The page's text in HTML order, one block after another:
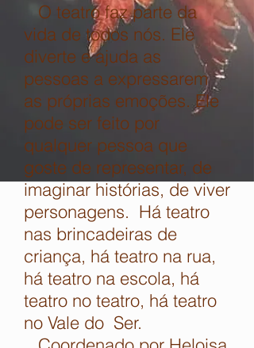
O teatro faz parte da
vida de todos nós. Ele
diverte e ajuda as
pessoas a expressarem
as próprias emoções. Ele
pode ser feito por
qualquer pessoa que
goste de representar, de
imaginar histórias, de viver
personagens. Há teatro
nas brincadeiras de
criança, há teatro na rua,
há teatro na escola, há
teatro no teatro, há teatro
no Vale do Ser.